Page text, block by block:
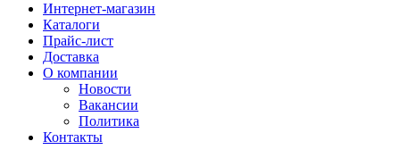
Интернет-магазин
Каталоги
Прайс-лист
Доставка
О компании
Новости
Вакансии
Политика
Контакты